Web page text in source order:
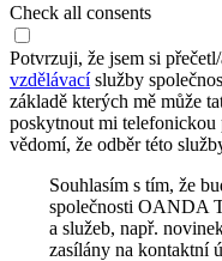
Check all consents
Potvrzuji, že jsem si
vzdělávacíslužby
základě kterých mě může
poskytnout mi telefonickou
vědomí, že odběr této
Souhlasím s tím, že
společnosti OANDA
a služeb, např.
zasílány na kontaktní